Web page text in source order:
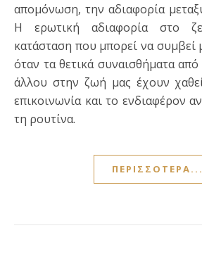
απομόνωση, την αδιαφορία
Η ερωτική αδιαφορία στο
κατάσταση που μπορεί να συμβεί
όταν τα θετικά συναισθήματα
άλλου στην ζωή μας έχουν
επικοινωνία και το ενδιαφέρον
τη ρουτίνα.
ΠΕΡΙΣΣΌΤΕΡΑ...